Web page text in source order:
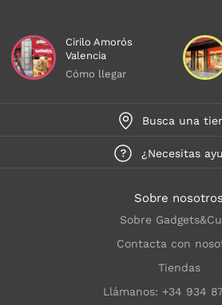
Cirilo Amorós
Valencia
Cómo llegar
Busca una
¿Necesitas
Sobre nosotros
Sobre
Contacta con
Tiendas
Llámanos: +34 934